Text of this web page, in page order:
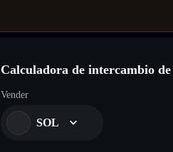
Calculadora de intercambio
Vender
SOL